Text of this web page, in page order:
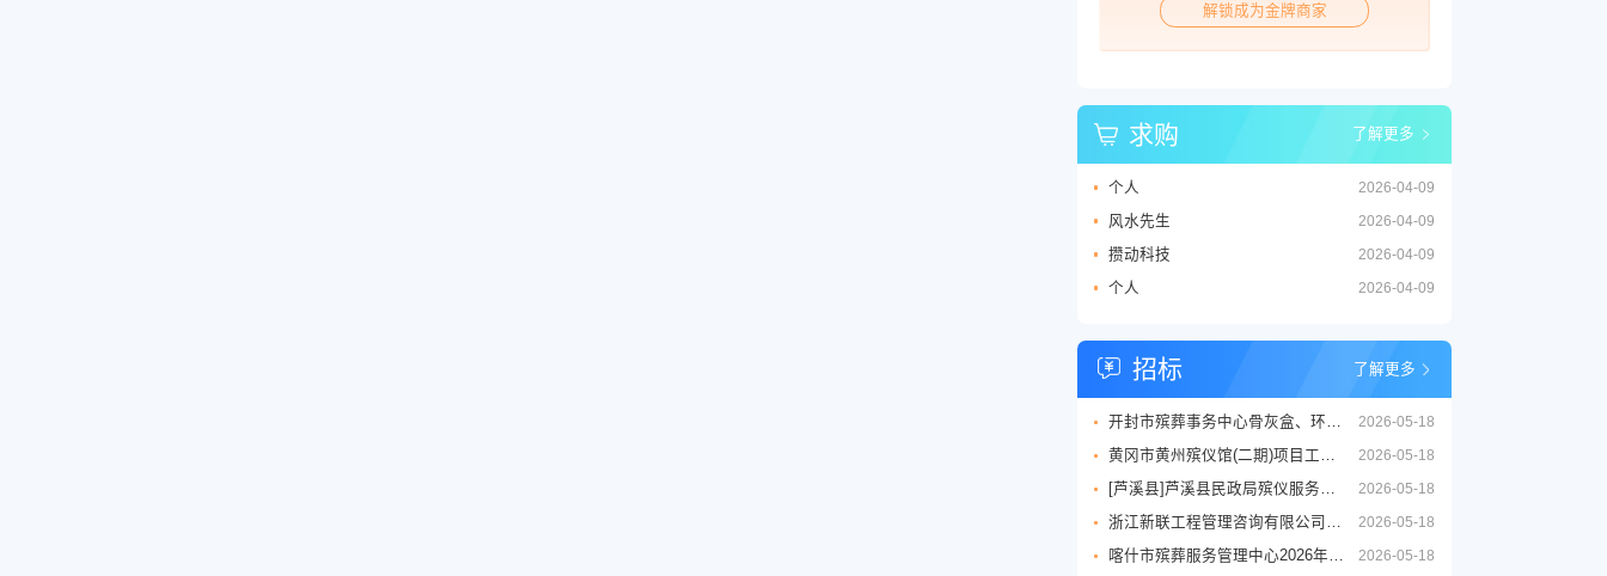
解锁成为金牌商家
求购 了解更多
2026-04-09
个人
2026-04-09
风水先生
2026-04-09
攒动科技
2026-04-09
个人
招标 了解更多
2026-05-18
开封市殡葬事务中心骨灰盒、环保棺等丧葬用品供应商采购项目三标段招标公告
2026-05-18
黄冈市黄州殡仪馆(二期)项目工程设计服务竞争性磋商征求意见公告
2026-05-18
[芦溪县]芦溪县民政局殡仪服务劳务外包项目
2026-05-18
浙江新联工程管理咨询有限公司关于嘉兴市公墓2026年度铜质逝者铭牌制作服务项目的竞争性磋商公告
2026-05-18
喀什市殡葬服务管理中心2026年度殡葬用品采购项目公开招标公告